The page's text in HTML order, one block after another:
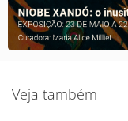
Veja também